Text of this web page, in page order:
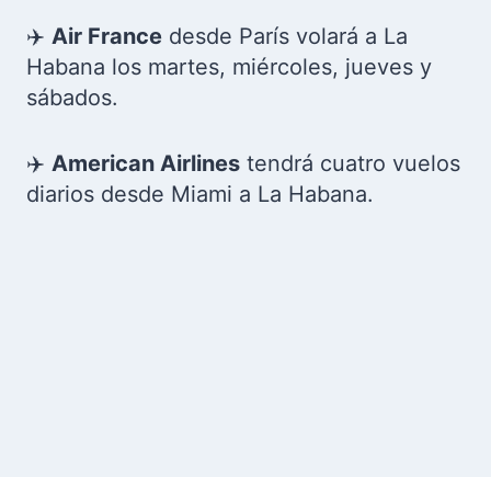
✈️ Air France desde París volará a La
Habana los martes, miércoles, jueves y
sábados.
✈️ American Airlines tendrá cuatro vuelos
diarios desde Miami a La Habana.